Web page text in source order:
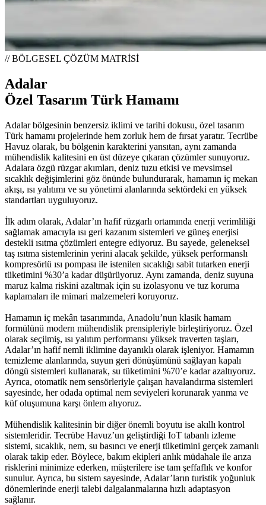
// BÖLGESEL ÇÖZÜM MATRİSİ
Adalar
Özel Tasarım Türk Hamamı
Adalar bölgesinin benzersiz iklimi ve tarihi dokusu, özel tasarım
Türk hamamı projelerinde hem zorluk hem de fırsat yaratır. Tecrübe
Havuz olarak, bu bölgenin karakterini yansıtan, aynı zamanda
mühendislik kalitesini en üst düzeye çıkaran çözümler sunuyoruz.
Adalara özgü rüzgar akımları, deniz tuzu etkisi ve mevsimsel
sıcaklık değişimlerini göz önünde bulundurarak, hamamın iç mekan
akışı, ısı yalıtımı ve su yönetimi alanlarında sektördeki en yüksek
standartları uyguluyoruz.
İlk adım olarak, Adalar’ın hafif rüzgarlı ortamında enerji verimliliği
sağlamak amacıyla ısı geri kazanım sistemleri ve güneş enerjisi
destekli ısıtma çözümleri entegre ediyoruz. Bu sayede, geleneksel
taş ısıtma sistemlerinin yerini alacak şekilde, yüksek performanslı
kompresörlü ısı pompası ile istenilen sıcaklığı sabit tutarken enerji
tüketimini %30’a kadar düşürüyoruz. Aynı zamanda, deniz suyuna
maruz kalma riskini azaltmak için su izolasyonu ve tuz koruma
kaplamaları ile mimari malzemeleri koruyoruz.
Hamamın iç mekân tasarımında, Anadolu’nun klasik hamam
formülünü modern mühendislik prensipleriyle birleştiriyoruz. Özel
olarak seçilmiş, ısı yalıtım performansı yüksek traverten taşları,
Adalar’ın hafif nemli iklimine dayanıklı olarak işleniyor. Hamamın
temizleme alanlarında, suyun geri dönüşümünü sağlayan kapalı
döngü sistemleri kullanarak, su tüketimini %70’e kadar azaltıyoruz.
Ayrıca, otomatik nem sensörleriyle çalışan havalandırma sistemleri
sayesinde, her odada optimal nem seviyeleri korunarak yanma ve
küf oluşumuna karşı önlem alıyoruz.
Mühendislik kalitesinin bir diğer önemli boyutu ise akıllı kontrol
sistemleridir. Tecrübe Havuz’un geliştirdiği IoT tabanlı izleme
sistemi, sıcaklık, nem, su basıncı ve enerji tüketimini gerçek zamanlı
olarak takip eder. Böylece, bakım ekipleri anlık müdahale ile arıza
risklerini minimize ederken, müşterilere ise tam şeffaflık ve konfor
sunulur. Ayrıca, bu sistem sayesinde, Adalar’ların turistik yoğunluk
dönemlerinde enerji talebi dalgalanmalarına hızlı adaptasyon
sağlanır.